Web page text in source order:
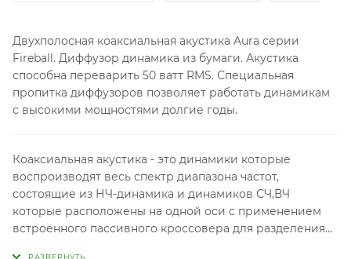
Двухполосная коаксиальная акустика Aura серии
Fireball. Диффузор динамика из бумаги. Акустика
способна переварить 50 ватт RMS. Специальная
пропитка диффузоров позволяет работать динамикам
с высокими мощностями долгие годы.
Коаксиальная акустика - это динамики которые
воспроизводят весь спектр диапазона частот,
состоящие из НЧ-динамика и динамиков СЧ,ВЧ
которые расположены на одной оси с применением
встроенного пассивного кроссовера для разделения